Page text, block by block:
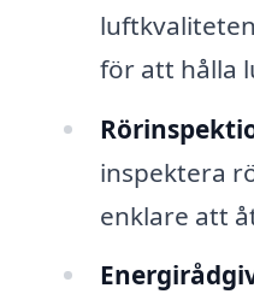
för att hålla
inspektera
enklare att